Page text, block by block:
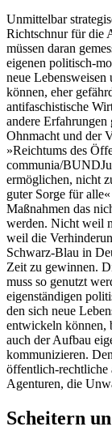
Unmittelbar
Richtschnur für die
müssen daran
eigenen politisch-
neue
können, eher
antifaschistische
andere Erfahrungen
Ohnmacht und der
»Reichtums des
communia/
ermöglichen, nicht
guter Sorge für
Maßnahmen das
werden. Nicht weil
weil die
Schwarz-Blau in
Zeit zu gewinnen.
muss so genutzt
eigenständigen
den sich neue
entwickeln können,
auch der Aufbau
kommunizieren.
öffentlich-rechtliche
Agenturen, die
Scheitern